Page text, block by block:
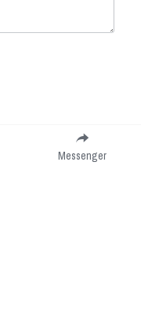
Messenger